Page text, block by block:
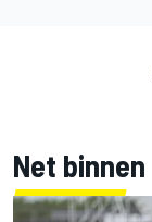
Net binnen